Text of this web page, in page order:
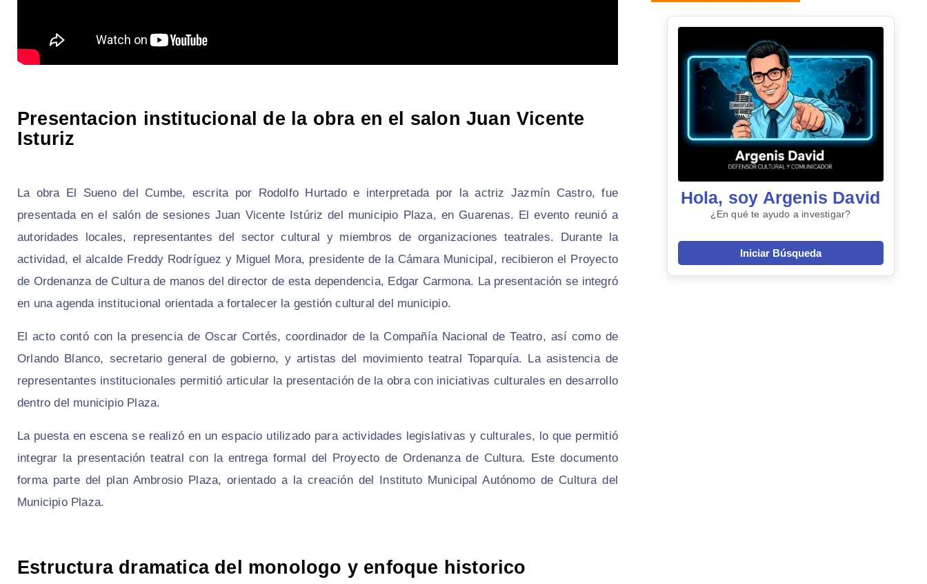
Presentacion institucional de la obra en el salon Juan Vicente
Isturiz
La obra El Sueno del Cumbe, escrita por Rodolfo Hurtado e interpretada por la actriz Jazmín Castro, fue
presentada en el salón de sesiones Juan Vicente Istúriz del municipio Plaza, en Guarenas. El evento reunió a
autoridades locales, representantes del sector cultural y miembros de organizaciones teatrales. Durante la
actividad, el alcalde Freddy Rodríguez y Miguel Mora, presidente de la Cámara Municipal, recibieron el Proyecto
de Ordenanza de Cultura de manos del director de esta dependencia, Edgar Carmona. La presentación se integró
en una agenda institucional orientada a fortalecer la gestión cultural del municipio.
El acto contó con la presencia de Oscar Cortés, coordinador de la Compañía Nacional de Teatro, así como de
Orlando Blanco, secretario general de gobierno, y artistas del movimiento teatral Toparquía. La asistencia de
representantes institucionales permitió articular la presentación de la obra con iniciativas culturales en desarrollo
dentro del municipio Plaza.
La puesta en escena se realizó en un espacio utilizado para actividades legislativas y culturales, lo que permitió
integrar la presentación teatral con la entrega formal del Proyecto de Ordenanza de Cultura. Este documento
forma parte del plan Ambrosio Plaza, orientado a la creación del Instituto Municipal Autónomo de Cultura del
Municipio Plaza.
Estructura dramatica del monologo y enfoque historico
Hola, soy Argenis David
¿En qué te ayudo a investigar?
Iniciar Búsqueda